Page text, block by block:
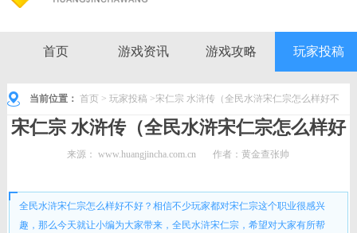
首页 游戏资讯 游戏攻略 玩家投稿
当前位置： 首页 > 玩家投稿 >宋仁宗 水浒传（全民水浒宋仁宗怎么样好不
好）
宋仁宗 水浒传（全民水浒宋仁宗怎么样好
不好）
来源：www.huangjincha.com.cn 作者：黄金查张帅
全民水浒宋仁宗怎么样好不好？相信不少玩家都对宋仁宗这个职业很感兴
趣，那么今天就让小编为大家带来，全民水浒宋仁宗，希望对大家有所帮